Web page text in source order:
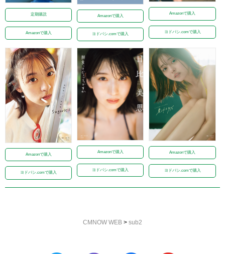
定期購読
Amazonで購入
Amazonで購入
ヨドバシ.comで購入
Amazonで購入
ヨドバシ.comで購入
Amazonで購入
ヨドバシ.comで購入
Amazonで購入
ヨドバシ.comで購入
Amazonで購入
ヨドバシ.comで購入
CMNOW WEB > sub2